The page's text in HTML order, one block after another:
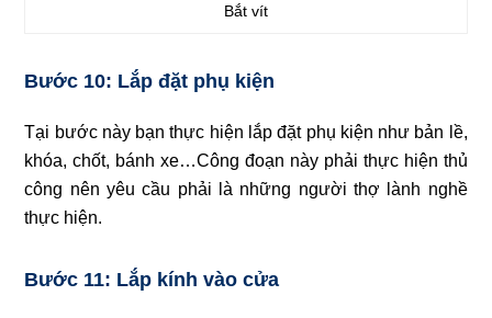
Bắt vít
Bước 10: Lắp đặt phụ kiện
Tại bước này bạn thực hiện lắp đặt phụ kiện như bản lề,
khóa, chốt, bánh xe…Công đoạn này phải thực hiện thủ
công nên yêu cầu phải là những người thợ lành nghề
thực hiện.
Bước 11: Lắp kính vào cửa